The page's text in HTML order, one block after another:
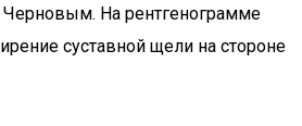
На рентгенограмме
суставной щели на стороне